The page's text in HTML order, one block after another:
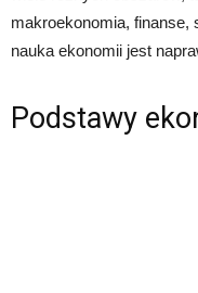
makroekonomia, finanse,
nauka ekonomii jest
Podstawy